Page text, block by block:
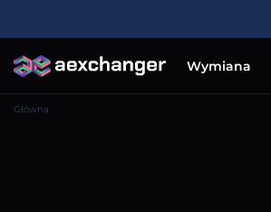
Wymiana
Główna